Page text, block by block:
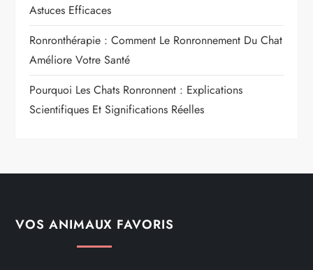
Astuces Efficaces
Ronronthérapie : Comment Le Ronronnement Du Chat
Améliore Votre Santé
Pourquoi Les Chats Ronronnent : Explications
Scientifiques Et Significations Réelles
VOS ANIMAUX FAVORIS